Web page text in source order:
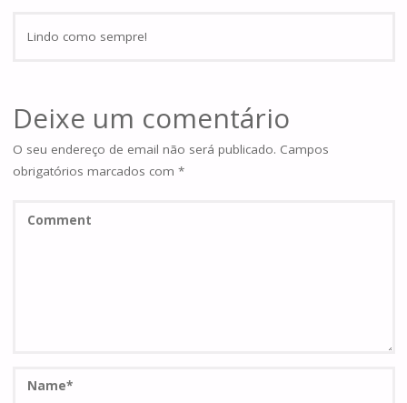
Lindo como sempre!
Deixe um comentário
O seu endereço de email não será publicado. Campos
obrigatórios marcados com *